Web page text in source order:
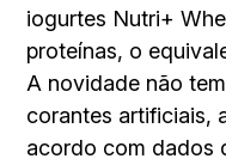
iogurtes Nutri+
proteínas, o
A novidade não
corantes artificiais,
acordo com dados